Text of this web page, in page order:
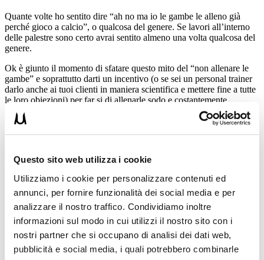
Questo sito web utilizza i cookie
Utilizziamo i cookie per personalizzare contenuti ed
annunci, per fornire funzionalità dei social media e per
analizzare il nostro traffico. Condividiamo inoltre
informazioni sul modo in cui utilizzi il nostro sito con i
nostri partner che si occupano di analisi dei dati web,
pubblicità e social media, i quali potrebbero combinarle
Quante volte ho sentito dire “ah no ma io le gambe le alleno già
perché gioco a calcio”, o qualcosa del genere. Se lavori all’interno
delle palestre sono certo avrai sentito almeno una volta qualcosa del
genere.
Ok è giunto il momento di sfatare questo mito del “non allenare le
gambe” e soprattutto darti un incentivo (o se sei un personal trainer
darlo anche ai tuoi clienti in maniera scientifica e mettere fine a tutte
le loro obiezioni) per far si di allenarle sodo e costantemente.